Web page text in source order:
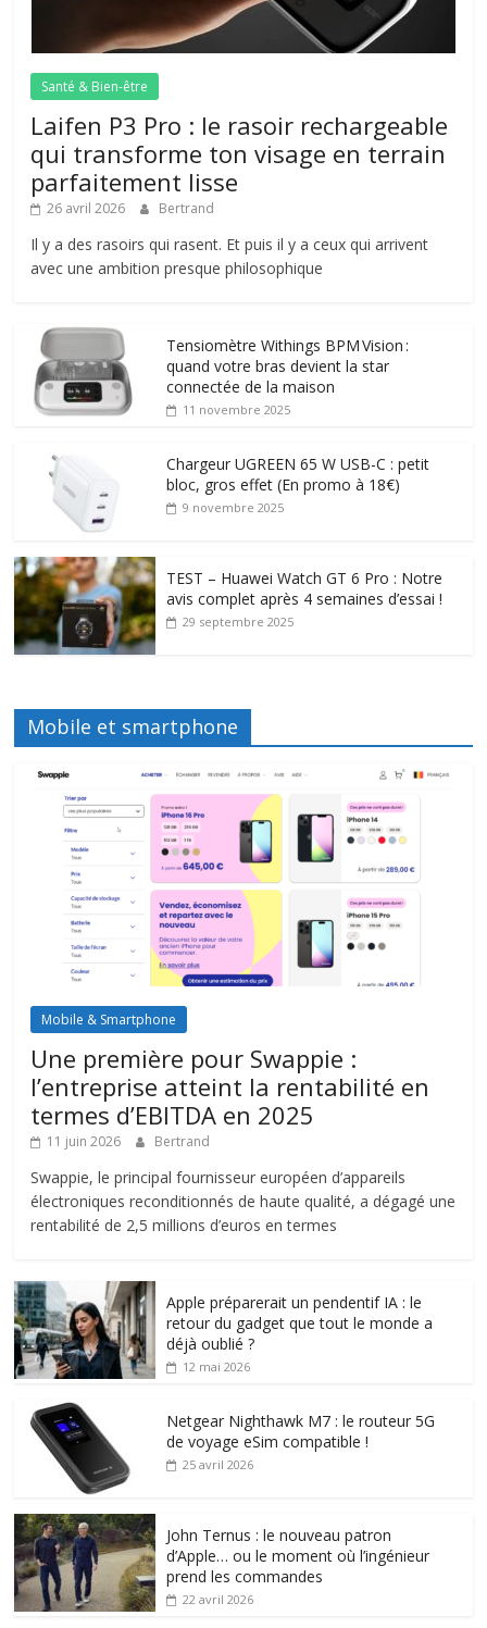
Santé & Bien-être
Laifen P3 Pro : le rasoir rechargeable
qui transforme ton visage en terrain
parfaitement lisse
26 avril 2026 Bertrand
Il y a des rasoirs qui rasent. Et puis il y a ceux qui arrivent
avec une ambition presque philosophique
Tensiomètre Withings BPM Vision :
quand votre bras devient la star
connectée de la maison
11 novembre 2025
Chargeur UGREEN 65 W USB-C : petit
bloc, gros effet (En promo à 18€)
9 novembre 2025
TEST – Huawei Watch GT 6 Pro : Notre
avis complet après 4 semaines d’essai !
29 septembre 2025
Mobile et smartphone
Mobile & Smartphone
Une première pour Swappie :
l’entreprise atteint la rentabilité en
termes d’EBITDA en 2025
11 juin 2026 Bertrand
Swappie, le principal fournisseur européen d’appareils
électroniques reconditionnés de haute qualité, a dégagé une
rentabilité de 2,5 millions d’euros en termes
Apple préparerait un pendentif IA : le
retour du gadget que tout le monde a
déjà oublié ?
12 mai 2026
Netgear Nighthawk M7 : le routeur 5G
de voyage eSim compatible !
25 avril 2026
John Ternus : le nouveau patron
d’Apple… ou le moment où l’ingénieur
prend les commandes
22 avril 2026